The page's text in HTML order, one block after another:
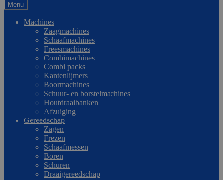
Menu
Machines
Zaagmachines
Schaafmachines
Freesmachines
Combimachines
Combi packs
Kantenlijmers
Boormachines
Schuur- en borstelmachines
Houtdraaibanken
Afzuiging
Gereedschap
Zagen
Frezen
Schaafmessen
Boren
Schuren
Draaigereedschap